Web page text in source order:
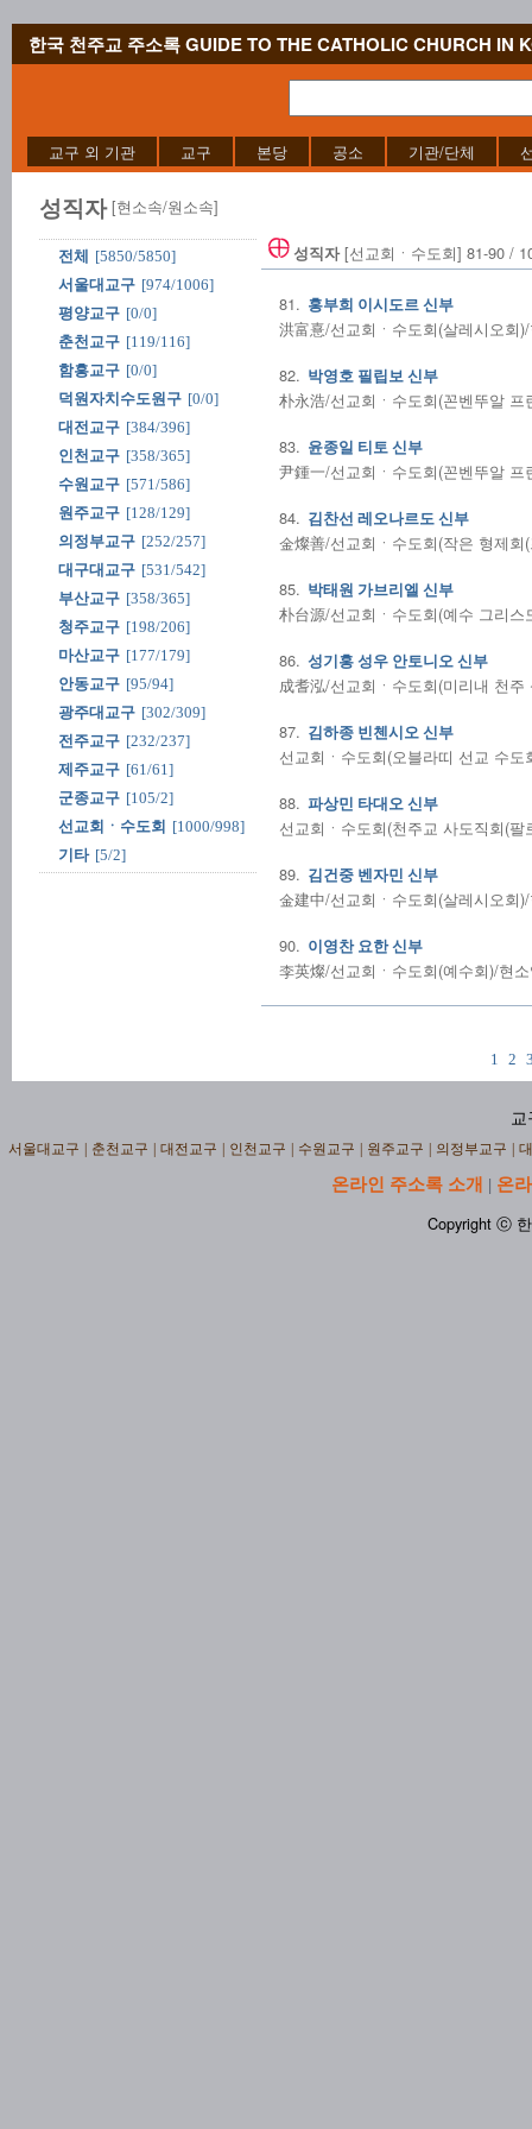
한국 천주교 주소록 GUIDE TO THE CATHOLIC CHURCH IN
교구 외 기관 교구 본당 공소 기관/단체
성직자 [현소속/원소속]
전체
[5850/5850]
서울대교구 [974/1006]
평양교구 [0/0]
춘천교구 [119/116]
함흥교구 [0/0]
덕원자치수도원구 [0/0]
대전교구 [384/396]
인천교구 [358/365]
수원교구 [571/586]
원주교구 [128/129]
의정부교구 [252/257]
대구대교구 [531/542]
부산교구 [358/365]
청주교구 [198/206]
마산교구 [177/179]
안동교구 [95/94]
광주대교구 [302/309]
전주교구 [232/237]
제주교구 [61/61]
군종교구 [105/2]
선교회ㆍ수도회 [1000/998]
기타 [5/2]
성직자[선교회ㆍ수도회] 81-90 /
81. 홍부희 이시도르 신부
洪富憙/선교회ㆍ수도회(살레시오회
82. 박영호 필립보 신부
朴永浩/선교회ㆍ수도회(꼰벤뚜알
83. 윤종일 티토 신부
尹鍾一/선교회ㆍ수도회(꼰벤뚜알
84. 김찬선 레오나르도 신부
金燦善/선교회ㆍ수도회(작은 형제
85. 박태원 가브리엘 신부
朴台源/선교회ㆍ수도회(예수 그리
86. 성기홍 성우 안토니오 신부
成耆泓/선교회ㆍ수도회(미리내 천
87. 김하종 빈첸시오 신부
선교회ㆍ수도회(오블라띠 선교 수
88. 파상민 타대오 신부
선교회ㆍ수도회(천주교 사도직회(
89. 김건중 벤자민 신부
金建中/선교회ㆍ수도회(살레시오회
90. 이영찬 요한 신부
李英燦/선교회ㆍ수도회(예수회)/현
1 2
교
서울대교구 춘천교구 대전교구 인천교구 수원교구 원주교구 의정부교구
온라인 주소록 소개 | 온
Copyright ⓒ